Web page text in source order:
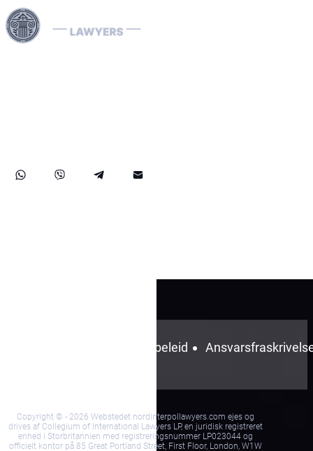
Privacybeleid
Copyright © - 2026 Webstedet nordinterpollawyers.com ejes og
drives af Collegium of International Lawyers LP, en juridisk registreret
enhed i Storbritannien med registreringsnummer LP023044 og
officielt kontor på 85 Great Portland Street, First Floor, London, W1W